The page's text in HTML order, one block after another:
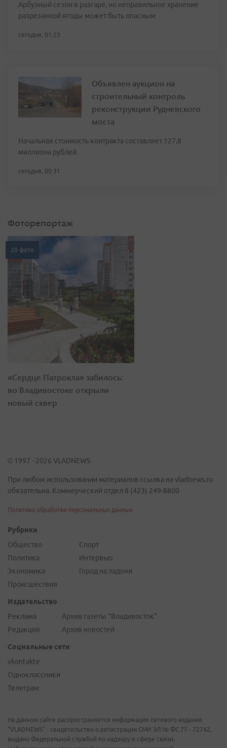
Арбузный сезон в разгаре, но неправильное хранение
разрезанной ягоды может быть опасным
сегодня, 01:23
Объявлен аукцион на
строительный контроль
реконструкции Рудневского
моста
Начальная стоимость контракта составляет 127,8
миллиона рублей
сегодня, 00:31
Фоторепортаж
20 фото
«Сердце Патрокла» забилось:
во Владивостоке открыли
новый сквер
© 1997 - 2026 VLADNEWS
При любом использовании материалов ссылка на vladnews.ru
обязательна. Коммерческий отдел 8 (423) 249-8800
Политика обработки персональных данных
Рубрики
Общество
Политика
Экономика
Происшествия
Спорт
Интервью
Город на ладони
Издательство
Реклама
Редакция
Архив газеты "Владивосток"
Архив новостей
Социальные сети
vkontakte
Одноклассники
Телеграм
На данном сайте распространяется информация сетевого издания
"VLADNEWS" - свидетельство о регистрации СМИ ЭЛ № ФС 77 - 72742,
выдано Федеральной службой по надзору в сфере связи,